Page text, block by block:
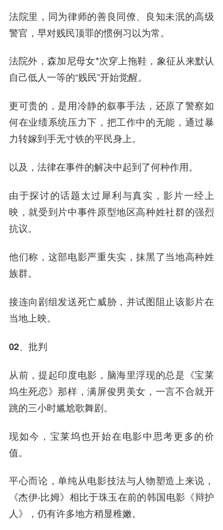
法院里，同为律师的善良同僚、良知未泯的高级
警官，早对贱民顶罪的惯例习以为常。
法院外，森加尼母女*次穿上拖鞋，象征从来默认
自己低人一等的“贱民”开始觉醒。
更可贵的，是用冷静的叙事手法，还原了警察如
何在业绩系统压力下，把工作中的无能，通过暴
力转嫁到手无寸铁的平民身上。
以及，法律在事件的解决中起到了何种作用。
由于探讨的话题太过犀利与真实，影片一经上
映，就受到片中事件原型地区高种姓社群的强烈
抗议。
他们称，这部电影严重失实，抹黑了当地高种姓
族群。
接连向剧组发送死亡威胁，并试图阻止该影片在
当地上映。
02、批判
从前，提起印度电影，脑海里浮现的总是《宝莱
坞生死恋》那样，满屏俊男美女，一言不合就开
跳的三小时尴尬歌舞剧。‍
现如今，宝莱坞也开始在电影中思考更多的价
值。
平心而论，单纯从电影技法与人物塑造上来说，
《杰伊·比姆》相比于珠玉在前的韩国电影《辩护
人》，仍有许多地方稍显稚嫩。